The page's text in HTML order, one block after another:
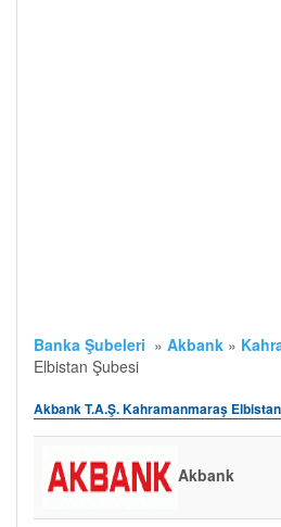
Banka Şubeleri » Akbank »
Elbistan Şubesi
Akbank T.A.Ş. Kahramanmaraş
Akbank